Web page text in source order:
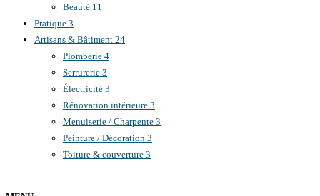
Beauté 11
Pratique 3
Artisans & Bâtiment 24
Plomberie 4
Serrurerie 3
Électricité 3
Rénovation intérieure 3
Menuiserie / Charpente 3
Peinture / Décoration 3
Toiture & couverture 3